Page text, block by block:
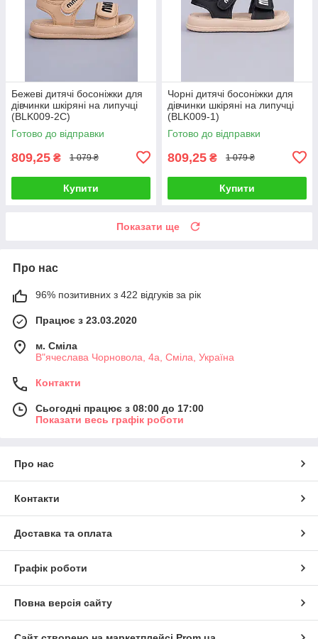
Бежеві дитячі босоніжки для
дівчинки шкіряні на липучці
(BLK009-2C)
Готово до відправки
809,25 ₴ 1 079 ₴
Купити
Чорні дитячі босоніжки для
дівчинки шкіряні на липучці
(BLK009-1)
Готово до відправки
809,25 ₴ 1 079 ₴
Купити
Показати ще
Про нас
96% позитивних з 422 відгуків за рік
Працює з 23.03.2020
м. Сміла
В"ячеслава Чорновола, 4а, Сміла, Україна
Контакти
Сьогодні працює з 08:00 до 17:00
Показати весь графік роботи
Про нас
Контакти
Доставка та оплата
Графік роботи
Повна версія сайту